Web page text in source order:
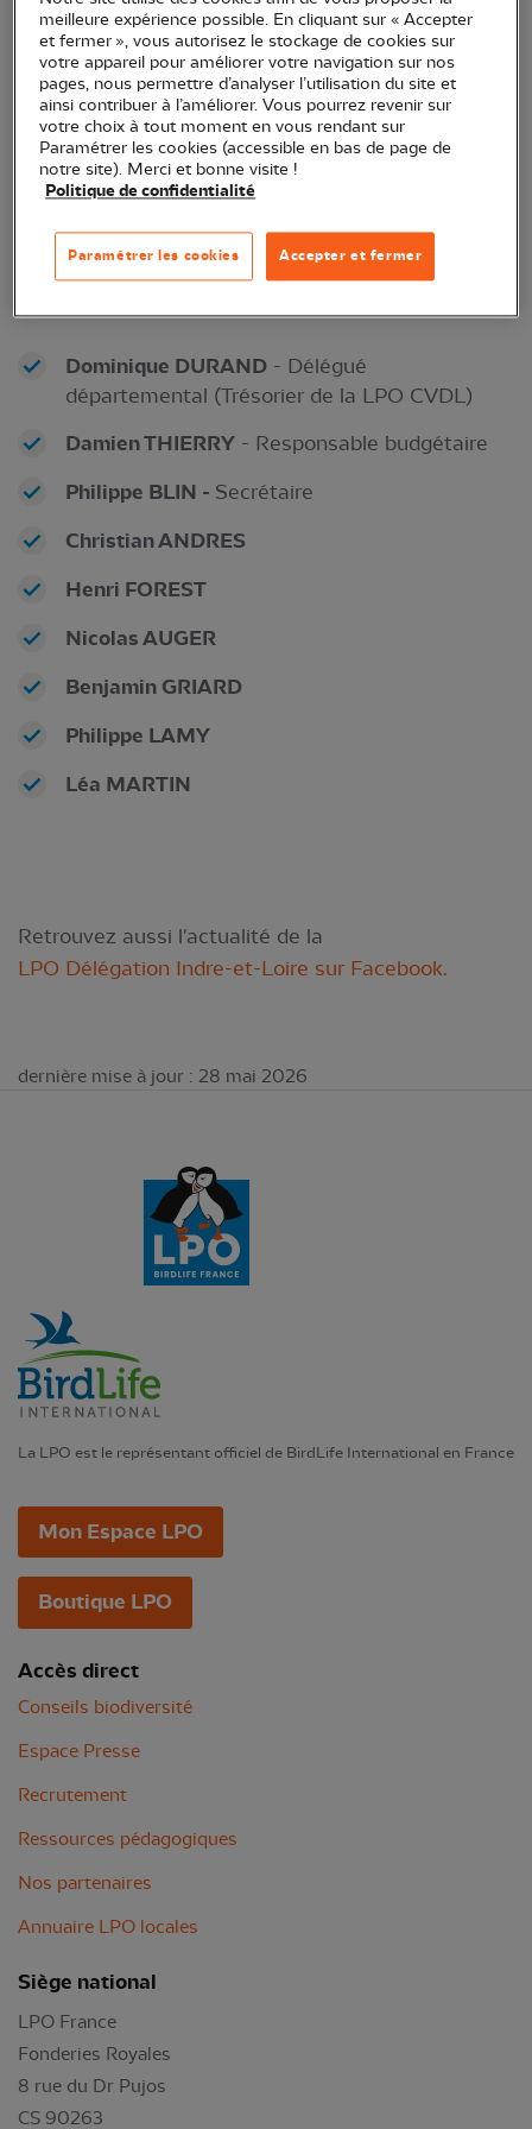
Comité de pilotage dela Délégation
d'Indre-et-Loire
Dominique DURAND - Délégué
départemental (Trésorier de la LPO CVDL)
Damien THIERRY - Responsable budgétaire
Philippe BLIN - Secrétaire
Christian ANDRES
Henri FOREST
Nicolas AUGER
Benjamin GRIARD
Philippe LAMY
Léa MARTIN
Retrouvez aussi l'actualité de la
LPO Délégation Indre-et-Loire sur Facebook.
dernière mise à jour : 28 mai 2026
La LPO est le représentant officiel de BirdLife International en France
Mon Espace LPO
Boutique LPO
Accès direct
Conseils biodiversité
Espace Presse
Recrutement
Ressources pédagogiques
Nos partenaires
Annuaire LPO locales
Siège national
LPO France
Fonderies Royales
8 rue du Dr Pujos
CS 90263
meilleure expérience possible. En cliquant sur « Accepter
et fermer », vous autorisez le stockage de cookies sur
votre appareil pour améliorer votre navigation sur nos
pages, nous permettre d’analyser l’utilisation du site et
ainsi contribuer à l’améliorer. Vous pourrez revenir sur
votre choix à tout moment en vous rendant sur
Paramétrer les cookies (accessible en bas de page de
notre site). Merci et bonne visite !
Politique de confidentialité
Accepter et fermer
Paramétrer les cookies